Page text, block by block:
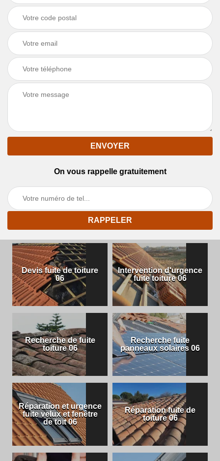
On vous rappelle gratuitement
Devis fuite de toiture
06
Intervention d'urgence
fuite toiture 06
Recherche de fuite
toiture 06
Recherche fuite
panneaux solaires 06
Réparation et urgence
fuite velux et fenêtre
de toit 06
Réparation fuite de
toiture 06